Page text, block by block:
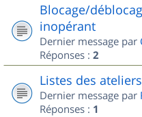
Blocage/
inopérant
Dernier message par
Réponses : 2
Listes des
Dernier message par
Réponses : 1